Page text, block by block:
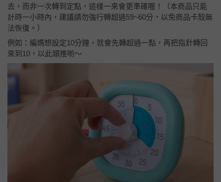
去，而非一次轉到定點，這樣一來會更準確喔！（本商品只能
計時一小時內，建議請勿強行轉超過59~60分，以免商品卡殼無
法恢復。）
例如：編媽想設定10分鐘，就會先轉超過一點，再把指針轉回
來到10，以此類推喲～